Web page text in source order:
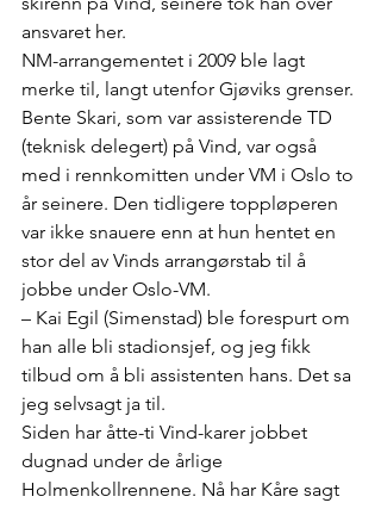
ansvaret her.
NM-arrangementet i 2009 ble lagt
merke til, langt utenfor Gjøviks grenser.
Bente Skari, som var assisterende TD
(teknisk delegert) på Vind, var også
med i rennkomitten under VM i Oslo to
år seinere. Den tidligere toppløperen
var ikke snauere enn at hun hentet en
stor del av Vinds arrangørstab til å
jobbe under Oslo-VM.
– Kai Egil (Simenstad) ble forespurt om
han alle bli stadionsjef, og jeg fikk
tilbud om å bli assistenten hans. Det sa
jeg selvsagt ja til.
Siden har åtte-ti Vind-karer jobbet
dugnad under de årlige
Holmenkollrennene. Nå har Kåre sagt